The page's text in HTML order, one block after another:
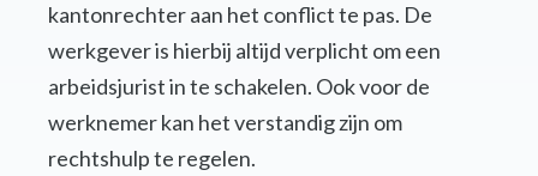
kantonrechter aan het conflict te pas. De
werkgever is hierbij altijd verplicht om een
arbeidsjurist in te schakelen. Ook voor de
werknemer kan het verstandig zijn om
rechtshulp te regelen.